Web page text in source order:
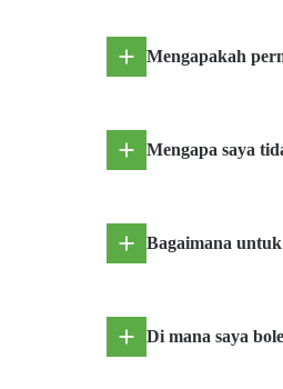
Mengapakah
Mengapa saya
Bagaimana
Di mana saya